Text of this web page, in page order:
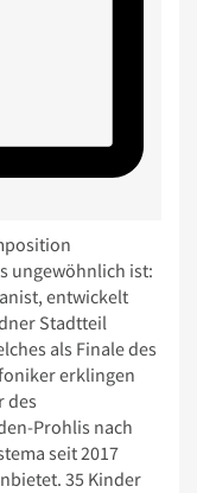
ungewöhnlich ist:
entwickelt
Stadtteil
als Finale des
erklingen
des
Prohlis nach
seit 2017
35 Kinder